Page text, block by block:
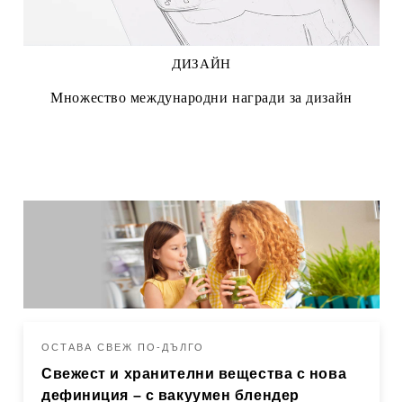
ДИЗАЙН
Множество международни награди за дизайн
ОСТАВА СВЕЖ ПО-ДЪЛГО
Свежест и хранителни вещества с нова
дефиниция – с вакуумен блендер